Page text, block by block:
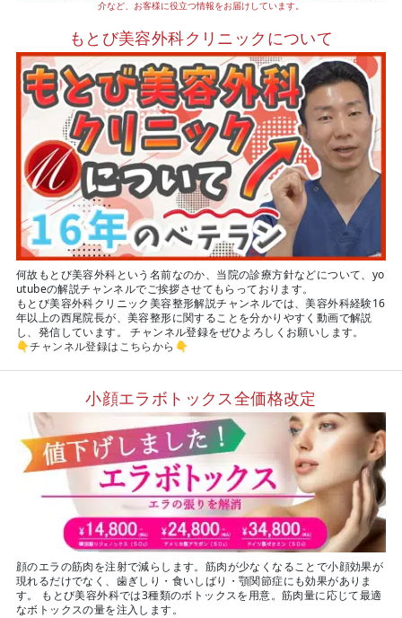
介など、お客様に役立つ情報をお届けしています。
もとび美容外科クリニックについて
何故もとび美容外科という名前なのか、当院の診療方針などについて、yo
utubeの解説チャンネルでご挨拶させてもらっております。
もとび美容外科クリニック美容整形解説チャンネルでは、美容外科経験16
年以上の西尾院長が、美容整形に関することを分かりやすく動画で解説
し、発信しています。 チャンネル登録をぜひよろしくお願いします。
👇チャンネル登録はこちらから 👇
小顔エラボトックス全価格改定
顔のエラの筋肉を注射で減らします。筋肉が少なくなることで小顔効果が
現れるだけでなく、歯ぎしり・食いしばり・顎関節症にも効果がありま
す。 もとび美容外科では3種類のボトックスを用意。筋肉量に応じて最適
なボトックスの量を注入します。